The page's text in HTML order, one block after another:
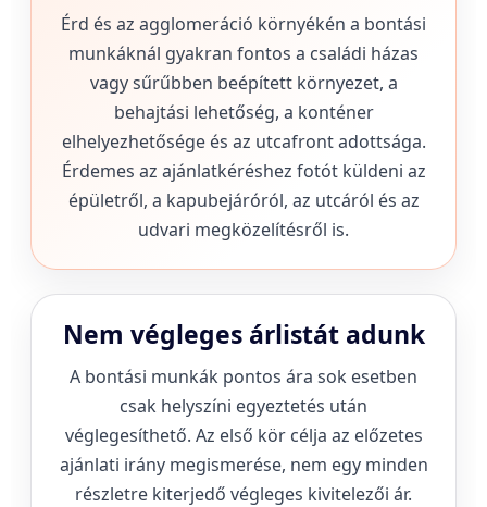
Érd és az agglomeráció környékén a bontási
munkáknál gyakran fontos a családi házas
vagy sűrűbben beépített környezet, a
behajtási lehetőség, a konténer
elhelyezhetősége és az utcafront adottsága.
Érdemes az ajánlatkéréshez fotót küldeni az
épületről, a kapubejáróról, az utcáról és az
udvari megközelítésről is.
Nem végleges árlistát adunk
A bontási munkák pontos ára sok esetben
csak helyszíni egyeztetés után
véglegesíthető. Az első kör célja az előzetes
ajánlati irány megismerése, nem egy minden
részletre kiterjedő végleges kivitelezői ár.